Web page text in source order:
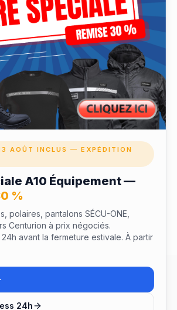
agence de sécurité
de gardiennage ou de
proposons des packs dotation
et par saison, avec broderie logo
BAT (bon à tirer) gratuit sous
client professionnelavec tarifs
groupée. Nos clients de
, plusieurs polices municipales et
pour la sécurité événementielle.
agence personnalisé — réponse
fréquentes
AOÛT INCLUS — EXPÉDITION
A10 Équipement —
%
polaires, pantalons SÉCU-ONE,
Centurion à prix négociés.
avant la fermeture estivale. À partir
24h